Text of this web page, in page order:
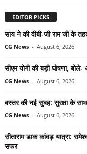
EDITOR PICKS
साय ने की वीबी-जी राम जी के
CG News - August 6, 2026
सीएम योगी की बड़ी घोषणा,
CG News - August 6, 2026
बस्तर की नई सुबह: सुरक्षा के
CG News - August 6, 2026
सीताराम डाक कांवड़ यात्रा:
सफर